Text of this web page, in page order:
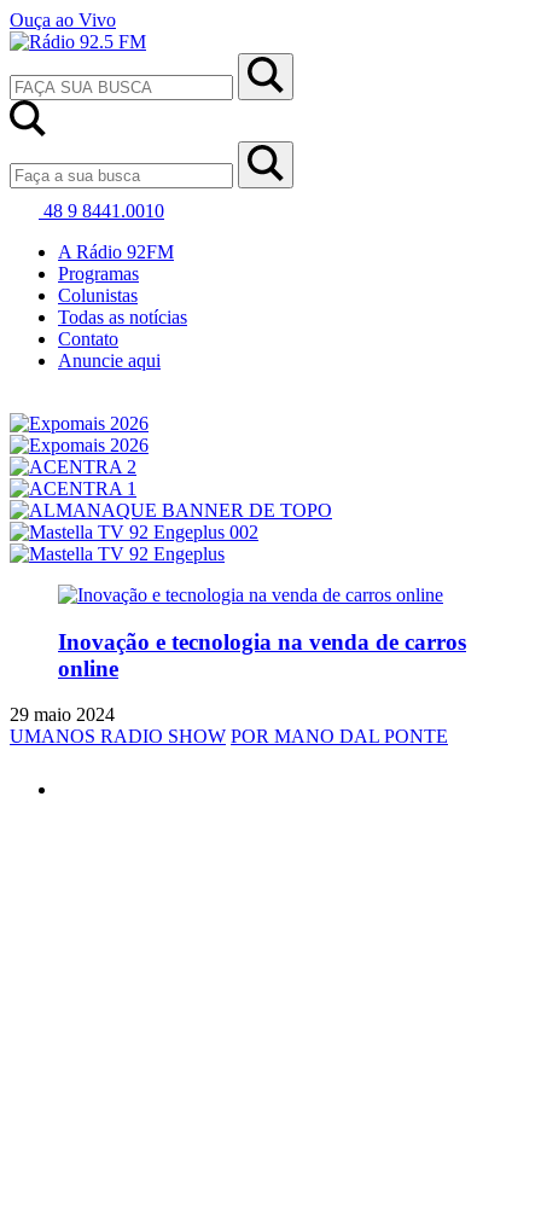
Ouça ao Vivo
48 9 8441.0010
A Rádio 92FM
Programas
Colunistas
Todas as notícias
Contato
Anuncie aqui
Inovação e tecnologia na venda de carros
online
29 maio 2024
UMANOS RADIO SHOW POR MANO DAL PONTE